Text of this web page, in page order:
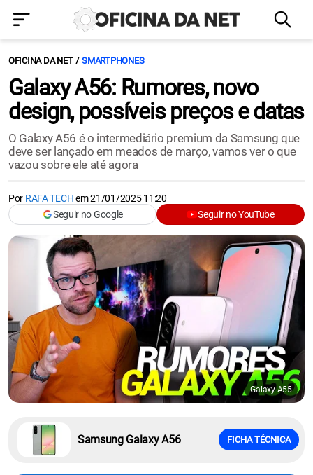
OFICINA DA NET SMARTPHONES
Galaxy A56: Rumores, novo
design, possíveis preços e datas
O Galaxy A56 é o intermediário premium da Samsung que
deve ser lançado em meados de março, vamos ver o que
vazou sobre ele até agora
Por RAFA TECHem21/01/2025 11:20
Seguir no Google
Seguir no YouTube
Galaxy A55
Samsung Galaxy A56 FICHA TÉCNICA